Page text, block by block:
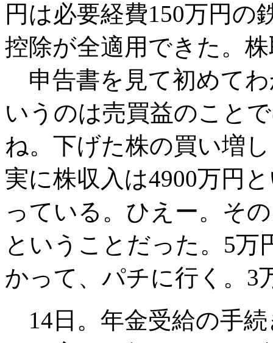
円は必要経費150万円の
控除が全適用できた。
申告書を見て初めて
いうのは売買益のこと
ね。下げた株の買い増
実に株収入は4900万円
っている。ひえー。そ
ということだった。5
かって、パチに行く。3
14日。年金受給の手